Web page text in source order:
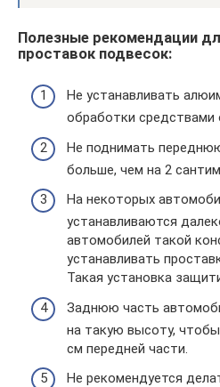
Полезные рекомендации
проставок подвесок:
Не устанавливать
обработки средствами
Не поднимать
больше, чем на 2
На некоторых
устанавливаются
автомобилей такой
устанавливать
Такая установка
Заднюю часть
на такую высоту,
см передней части.
Не рекомендуется